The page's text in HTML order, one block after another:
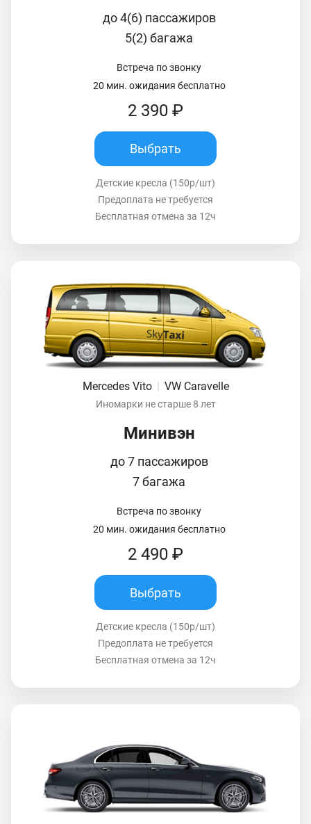
до 4(6) пассажиров
5(2) багажа
Встреча по звонку
20 мин. ожидания бесплатно
2 390 ₽
Выбрать
Детские кресла (150р/шт)
Предоплата не требуется
Бесплатная отмена за 12ч
Mercedes Vito VW Caravelle
Иномарки не старше 8 лет
Минивэн
до 7 пассажиров
7 багажа
Встреча по звонку
20 мин. ожидания бесплатно
2 490 ₽
Выбрать
Детские кресла (150р/шт)
Предоплата не требуется
Бесплатная отмена за 12ч